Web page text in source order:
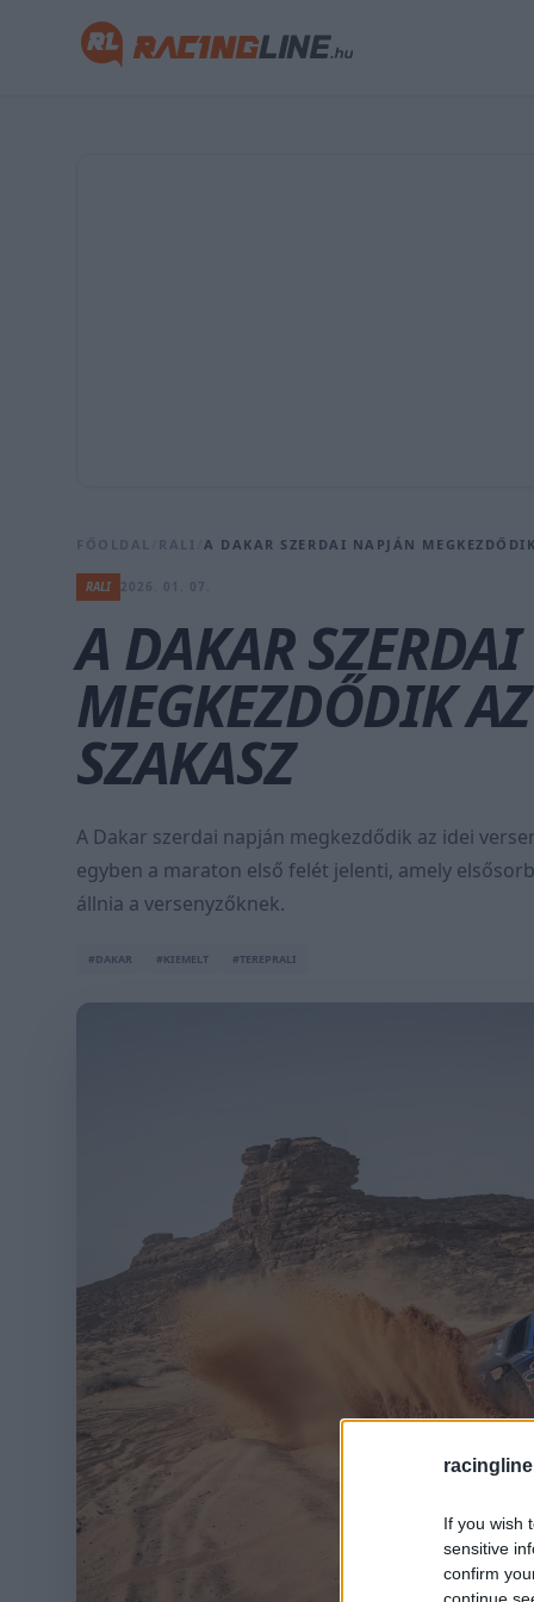
If you wish
sensitive
confirm
FŐOLDAL RALI /A DAKAR SZERDAI NAPJÁN
RALI
A DAKAR
MEGKEZDŐDIK
SZAKASZ
A Dakar szerdai napján megkezdődik az idei
egyben a maraton első felét jelenti, amely
állnia a versenyzőknek.
#DAKAR #KIEMELT #TEREPRALI